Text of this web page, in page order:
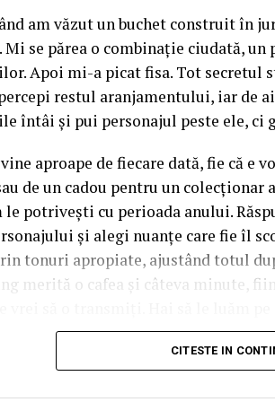
am văzut un buchet construit în
Mi se părea o combinație ciudată,
Apoi mi-a picat fisa. Tot secretul
restul aranjamentului, iar de
întâi și pui personajul peste ele, ci
aproape de fiecare dată, fie că e
de un cadou pentru un
le potrivești cu perioada anului.
și alegi nuanțe care fie îl
tonuri apropiate, ajustând totul
merită o cafea și câteva minute,
atât de mult
CITESTE IN